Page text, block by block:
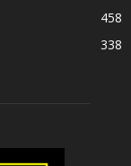
458
338